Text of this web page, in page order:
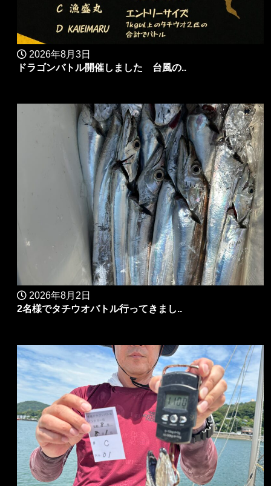
2026年8月3日
ドラゴンバトル開催しました 台風の..
2026年8月2日
2名様でタチウオバトル行ってきまし..